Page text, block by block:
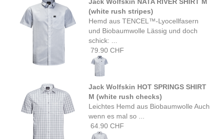
(white rush stripes)
Hemd aus TENCEL™-Lyocellfasern
und Biobaumwolle Lässig und doch
schick: ...
79.90 CHF
Jack Wolfskin HOT SPRINGS SHIRT
M (white rush checks)
Leichtes Hemd aus Biobaumwolle Auch
wenn es mal so ...
64.90 CHF